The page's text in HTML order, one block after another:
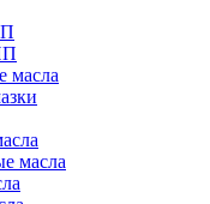
масла
масла